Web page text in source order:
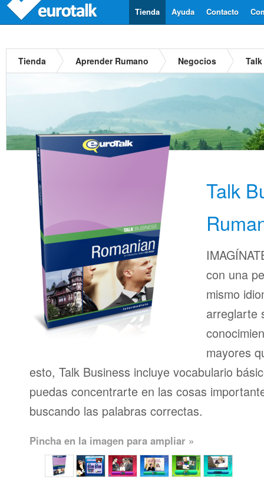
Contacto
Ayuda
Tienda
Tienda Aprender Rumano Negocios
Talk
con una
mismo
arreglarte
mayores
esto, Talk Business incluye vocabulario
puedas concentrarte en las cosas
buscando las palabras correctas.
Pincha en la imagen para ampliar »